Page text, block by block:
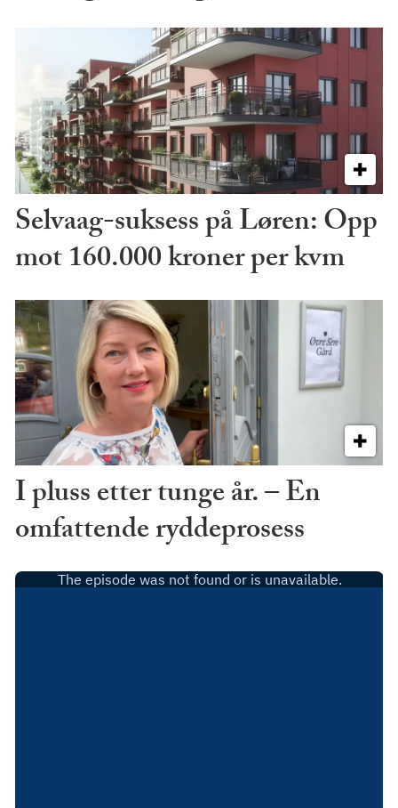
Selvaag-suksess på Løren: Opp
mot 160.000 kroner per kvm
I pluss etter tunge år. – En
omfattende ryddeprosess